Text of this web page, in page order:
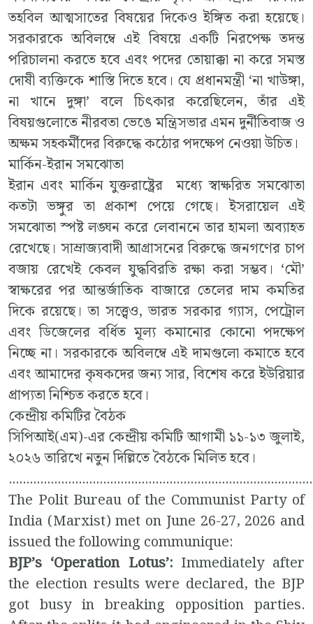
তহবিল আত্মসাতের বিষয়ের দিকেও ইঙ্গিত করা হয়েছে।
সরকারকে অবিলম্বে এই বিষয়ে একটি নিরপেক্ষ তদন্ত
পরিচালনা করতে হবে এবং পদের তোয়াক্কা না করে সমস্ত
দোষী ব্যক্তিকে শাস্তি দিতে হবে। যে প্রধানমন্ত্রী ‘না খাউঙ্গা,
না খানে দুঙ্গা’ বলে চিৎকার করেছিলেন, তাঁর এই
বিষয়গুলোতে নীরবতা ভেঙে মন্ত্রিসভার এমন দুর্নীতিবাজ ও
অক্ষম সহকর্মীদের বিরুদ্ধে কঠোর পদক্ষেপ নেওয়া উচিত।
মার্কিন-ইরান সমঝোতা
ইরান এবং মার্কিন যুক্তরাষ্ট্রের মধ্যে স্বাক্ষরিত সমঝোতা
কতটা ভঙ্গুর তা প্রকাশ পেয়ে গেছে। ইসরায়েল এই
সমঝোতা স্পষ্ট লঙ্ঘন করে লেবাননে তার হামলা অব্যাহত
রেখেছে। সাম্রাজ্যবাদী আগ্রাসনের বিরুদ্ধে জনগণের চাপ
বজায় রেখেই কেবল যুদ্ধবিরতি রক্ষা করা সম্ভব। ‘মৌ’
স্বাক্ষরের পর আন্তর্জাতিক বাজারে তেলের দাম কমতির
দিকে রয়েছে। তা সত্ত্বেও, ভারত সরকার গ্যাস, পেট্রোল
এবং ডিজেলের বর্ধিত মূল্য কমানোর কোনো পদক্ষেপ
নিচ্ছে না। সরকারকে অবিলম্বে এই দামগুলো কমাতে হবে
এবং আমাদের কৃষকদের জন্য সার, বিশেষ করে ইউরিয়ার
প্রাপ্যতা নিশ্চিত করতে হবে।
কেন্দ্রীয় কমিটির বৈঠক
সিপিআই(এম)-এর কেন্দ্রীয় কমিটি আগামী ১১-১৩ জুলাই,
২০২৬ তারিখে নতুন দিল্লিতে বৈঠকে মিলিত হবে।
The Polit Bureau of the Communist Party of
India (Marxist) met on June 26-27, 2026 and
issued the following communique:
BJP’s ‘Operation Lotus’:Immediately after
the election results were declared, the BJP
got busy in breaking opposition parties.